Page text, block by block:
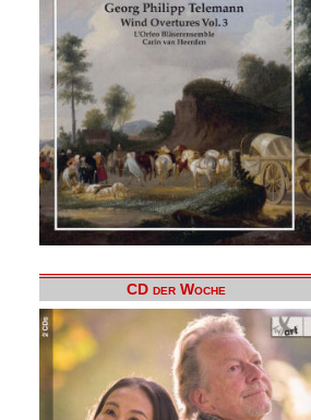
CD der Woche